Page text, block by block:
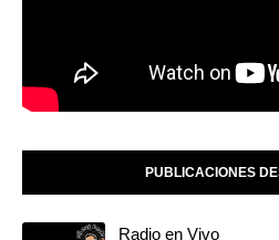
PUBLICACIONES
Radio en Vivo